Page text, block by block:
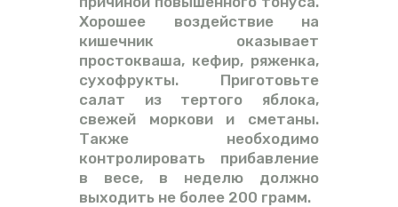
Хорошее воздействие на
кишечник оказывает
простокваша, кефир, ряженка,
сухофрукты. Приготовьте
салат из тертого яблока,
свежей моркови и сметаны.
Также необходимо
контролировать прибавление
в весе, в неделю должно
выходить не более 200 грамм.